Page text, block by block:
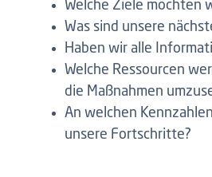
Welche Ziele möchten
Was sind unsere
Haben wir alle
Welche Ressourcen
die Maßnahmen
An welchen
unsere Fortschritte?